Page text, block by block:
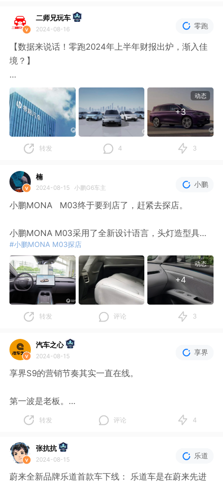
捷太格特曾在丰田bZ4X和雷克萨斯RZ两款车型尝试线
控转向系统的上车测试，不过最终都没有实现真正量产
交付。
量产车仅有特斯拉Cybertruck和蔚来
ET9两款。
▶特点
线控转向系统取消了方向盘与转向轮之间的【机械连
接】，并以
二师兄玩车
2024-08-16 零跑
【数据来说话！零跑2024年上半年财报出炉，渐入佳
境？】
国内这些造车新势力之中，理想、问界已经盈利了，下
一个会是谁？
8月15日，零跑汽车发布2024年上半年财报，有这么一
组数据，引起了我的关注：营收88.5亿元，同比增长5
利率提升至2.8%，在手资金高达164.9亿元。
产品层面，6月份销量首次突破2万台，C16上市后热度
当然，零跑目前还没有实现盈利，但销量、毛利率都在
提升，现金储备也比较充裕，用一个词来形容，我觉得
是：渐入佳境！
零跑汽车能有这样的成绩，主要是因为产品力的提升，
背后是LEA
动态
+3
转发 4 3
楠
2024-08-15 小鹏G6车主 小鹏
小鹏MONA M03终于要到店了，赶紧去探店。
小鹏MONA M03采用了全新设计语言，头灯造型具有
较高辨识度，前风挡内提供双目摄像头，前包围配有A
GS主动式进气格栅。
1、车机方面，搭载高通骁龙8155座舱芯片，标配容量
为16GB的车机系统内存。车机主界面为车辆3D模型，
并支持3D控车，屏幕左上区域可显示行车信息，3D模
型上方可快速输入导航目的地进行导航查询。底部Doc
区域、媒体控制区域、常用应用区域。
2、在音乐系统方面，配备18个PSS定制扬声器，可实
现7.1.4全景声场布置打造的声学体验。另外它还配备1.
#小鹏MONA M03探店
动态
+4
转发 评论 3
汽车之心
2024-08-15 享界
享界S9的营销节奏其实一直在线。
第一波是老板。
受众，周鸿祎、王高飞都亲自体验，并激情下单。
第二波是明星。
转发 评论 4
张抗抗
2024-08-15 乐道
蔚来全新品牌乐道首款车下线： 乐道车是在蔚来先进